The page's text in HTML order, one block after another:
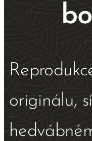
originálu,